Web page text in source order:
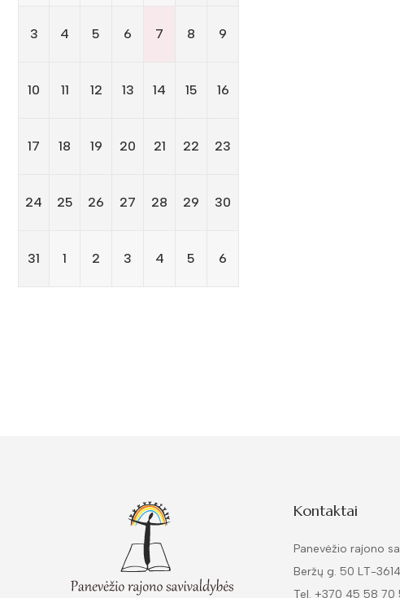
3 4 5 6 7 8 9
10 11 12 13 14 15 16
17 18 19 20 21 22 23
24 25 26 27 28 29 30
31 1 2 3 4 5 6
Kontaktai
Panevėžio rajono
Beržų g. 50 LT-
Tel. +370 45 58 70